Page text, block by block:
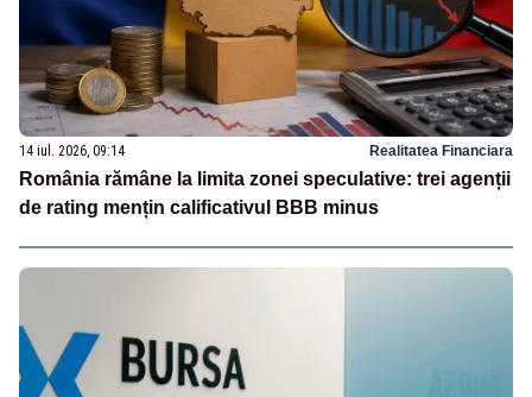
14 iul. 2026, 09:14 Realitatea Financiara
România rămâne la limita zonei speculative: trei agenții
de rating mențin calificativul BBB minus